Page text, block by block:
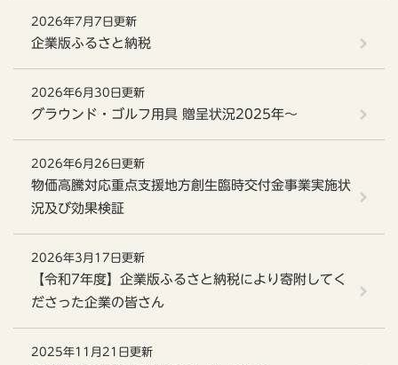
2026年7月7日更新
企業版ふるさと納税
2026年6月30日更新
グラウンド・ゴルフ用具 贈呈状況2025年～
2026年6月26日更新
物価高騰対応重点支援地方創生臨時交付金事業実施状
況及び効果検証
2026年3月17日更新
【令和7年度】企業版ふるさと納税により寄附してく
ださった企業の皆さん
2025年11月21日更新